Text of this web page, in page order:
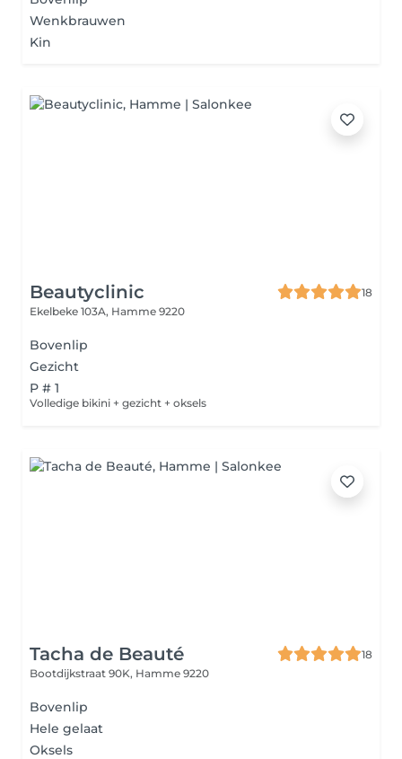
Wenkbrauwen
Kin
Beautyclinic
18
Ekelbeke 103A, Hamme 9220
Bovenlip
Gezicht
P # 1
Volledige bikini + gezicht + oksels
Tacha de Beauté
18
Bootdijkstraat 90K, Hamme 9220
Bovenlip
Hele gelaat
Oksels